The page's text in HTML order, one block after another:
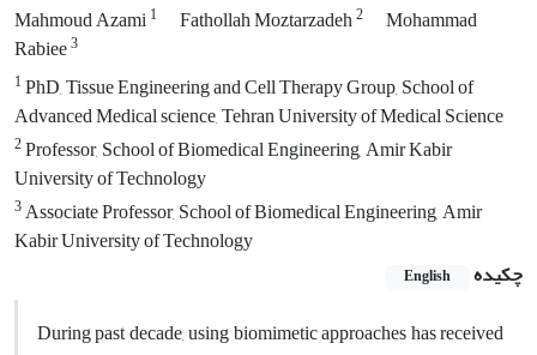
Mahmoud Azami1 Fathollah Moztarzadeh2
Mohammad
Rabiee3
1PhD, Tissue Engineering and Cell Therapy Group, School of
Advanced Medical science, Tehran University of Medical Science
2Professor, School of Biomedical Engineering, Amir Kabir
University of Technology
3Associate Professor, School of Biomedical Engineering, Amir
Kabir University of Technology
چکیده
English
During past decade, using biomimetic approaches has received